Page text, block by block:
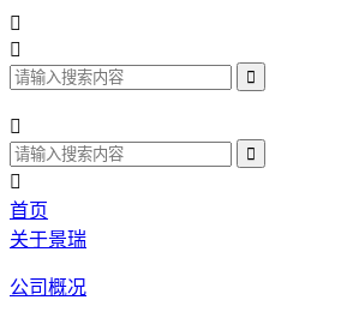




首页
关于景瑞
公司概况